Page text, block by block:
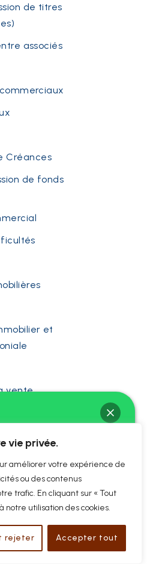
vie privée.
améliorer votre expérience de
ou des contenus
trafic. En cliquant sur « Tout
notre utilisation des cookies.
rejeter Accepter tout
de titres
associés
Créances
de fonds
et
vente
locative
et
David BAC
aider ?
Chat ouvert